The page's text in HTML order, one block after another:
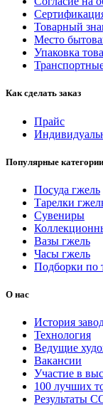
Товарный
Место
Упаковка
Как сделать заказ
Прайс
Популярные категории
Посуда гжель
Тарелки
Сувениры
Вазы гжель
Часы гжель
Подборки по
О нас
История
Технология
Ведущие
Вакансии
Участие в
100 лучших
Результаты